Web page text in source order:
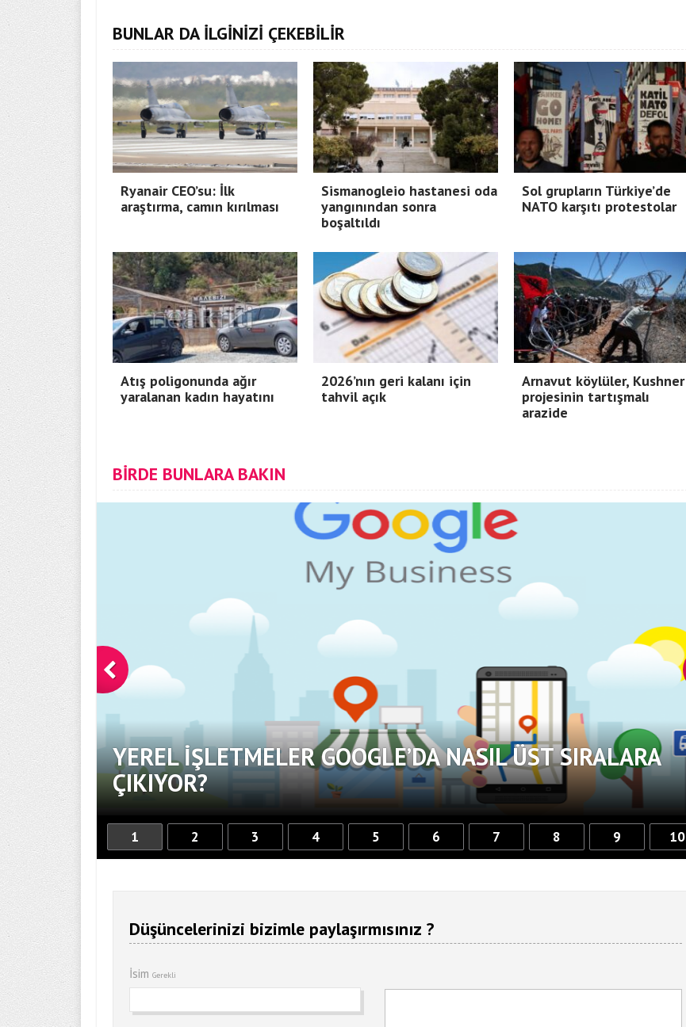
BUNLAR DA İLGİNİZİ ÇEKEBİLİR
Ryanair CEO’su: İlk
araştırma, camın kırılması
Sismanogleio hastanesi oda
yangınından sonra
boşaltıldı
Sol grupların Türkiye’de
NATO karşıtı protestolar
Atış poligonunda ağır
yaralanan kadın hayatını
2026’nın geri kalanı için
tahvil açık
Arnavut köylüler, Kushner
projesinin tartışmalı
arazide
BİRDE BUNLARA BAKIN
YEREL İŞLETMELER GOOGLE’DA NASIL ÜST SIRALARA
ÇIKIYOR?
1 2 3 4 5 6 7 8 9 10
Düşüncelerinizi bizimle paylaşırmısınız ?
İsim Gerekli